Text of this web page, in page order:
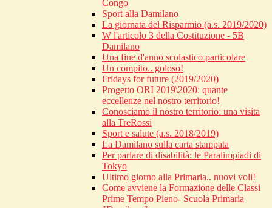
Congo
Sport alla Damilano
La giornata del Risparmio (a.s. 2019/2020)
W l'articolo 3 della Costituzione - 5B
Damilano
Una fine d'anno scolastico particolare
Un compito.. goloso!
Fridays for future (2019/2020)
Progetto ORI 2019\2020: quante
eccellenze nel nostro territorio!
Conosciamo il nostro territorio: una visita
alla TreRossi
Sport e salute (a.s. 2018/2019)
La Damilano sulla carta stampata
Per parlare di disabilità: le Paralimpiadi di
Tokyo
Ultimo giorno alla Primaria.. nuovi voli!
Come avviene la Formazione delle Classi
Prime Tempo Pieno- Scuola Primaria